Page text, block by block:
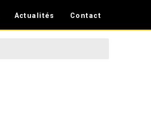
Actualités Contact